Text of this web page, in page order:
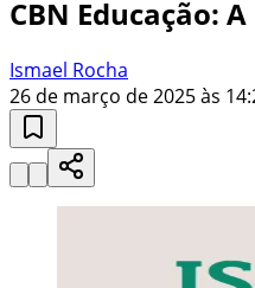
CBN Educação:
Ismael Rocha
26 de março de 2025 às